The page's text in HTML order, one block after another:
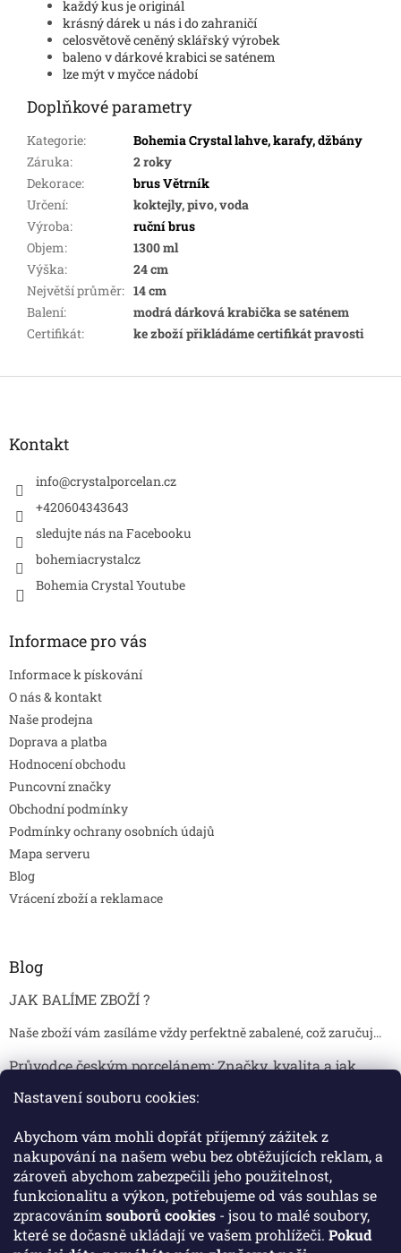
Nastavení souboru cookies:
Abychom vám mohli dopřát příjemný zážitek z
nakupování na našem webu bez obtěžujících reklam, a
zároveň abychom zabezpečili jeho použitelnost,
funkcionalitu a výkon, potřebujeme od vás souhlas se
zpracováním souborů cookies - jsou to malé soubory,
které se dočasně ukládají ve vašem prohlížeči. Pokud
každý kus je originál
krásný dárek u nás i do zahraničí
celosvětově ceněný sklářský výrobek
baleno v dárkové krabici se saténem
lze mýt v myčce nádobí
Doplňkové parametry
Kategorie:
Bohemia Crystal lahve, karafy, džbány
Záruka:
2 roky
Dekorace:
brus Větrník
Určení:
koktejly, pivo, voda
Výroba:
ruční brus
Objem:
1300 ml
Výška:
24 cm
Největší průměr: 14 cm
Balení:
modrá dárková krabička se saténem
Certifikát: ke zboží přikládáme certifikát pravosti
Z
Kontakt
info@crystalporcelan.cz
+420604343643
sledujte nás na Facebooku
bohemiacrystalcz
Bohemia Crystal Youtube
Informace pro vás
Informace k pískování
O nás & kontakt
Naše prodejna
Doprava a platba
Hodnocení obchodu
Puncovní značky
Obchodní podmínky
Podmínky ochrany osobních údajů
Mapa serveru
Blog
Vrácení zboží a reklamace
Blog
JAK BALÍME ZBOŽÍ ?
Naše zboží vám zasíláme vždy perfektně zabalené, což zaručuj...
Průvodce českým porcelánem: Značky, kvalita a jak
Jak skladovat broušené sklenice, aby se nepoškodily?
Broušené sklenice jsou symbolem elegance, tradice a luxusu. ...
Facebook